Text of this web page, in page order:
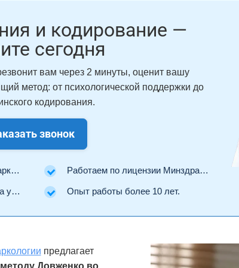
и кодирование —
сегодня
вам через 2 минуты, оценит вашу
метод: от психологической поддержки до
кодирования.
звонок
Работаем по лицензии Минздрава РФ.
Опыт работы более 10 лет.
предлагает
Довженко во